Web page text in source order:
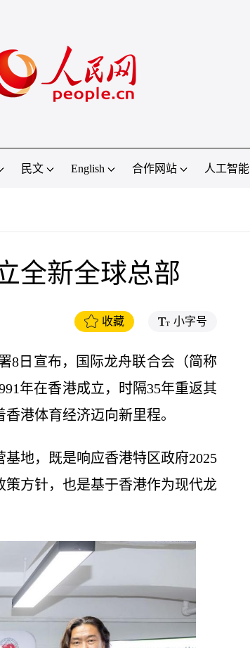
民文 English 合作网站 人工智能
全新全球总部
收藏 小字号
8日宣布，国际龙舟联合会（简称
年在香港成立，时隔35年重返其
港体育经济迈向新里程。
地，既是响应香港特区政府2025
方针，也是基于香港作为现代龙